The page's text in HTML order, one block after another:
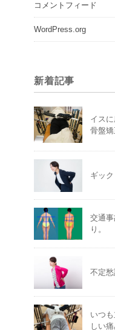
コメントフィード
WordPress.org
新着記事
イス
骨盤
ギック
交通
り。
不定
いつ
しい